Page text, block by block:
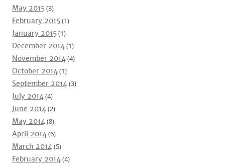
May 2015(3)
February 2015(1)
January 2015(1)
December 2014 (1)
November 2014 (4)
October 2014 (1)
September 2014 (3)
July 2014 (4)
June 2014 (2)
May 2014 (8)
April 2014 (6)
March 2014 (5)
February 2014 (4)